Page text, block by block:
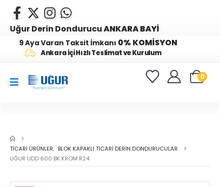
Uğur Derin DondurucuANKARA BAYİ
9 Aya Varan Taksit İmkanı 0% KOMİSYON
Ankara İçi Hızlı Teslimat ve Kurulum
0
TICARI ÜRÜNLER, BLOK KAPAKLI TICARI DERIN DONDURUCULAR
UĞUR UDD 600 BK KROM R24